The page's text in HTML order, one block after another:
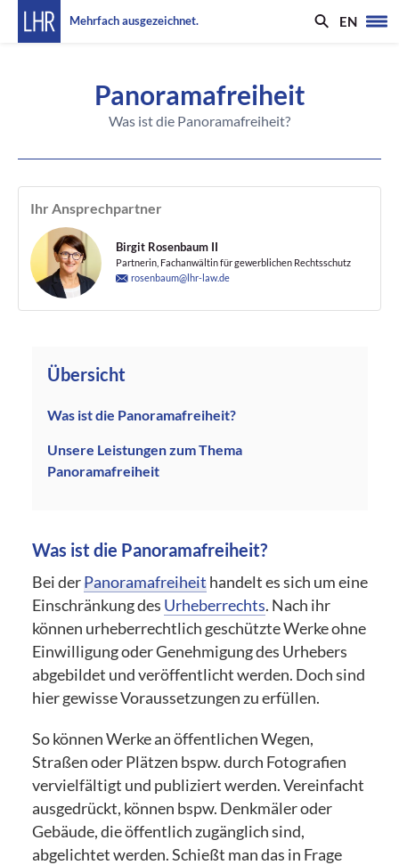
Mehrfach ausgezeichnet. EN
Panoramafreiheit
Was ist die Panoramafreiheit?
Ihr Ansprechpartner
Birgit Rosenbaum II
Partnerin, Fachanwältin für gewerblichen Rechtsschutz
rosenbaum@lhr-law.de
Übersicht
Was ist die Panoramafreiheit?
Unsere Leistungen zum Thema
Panoramafreiheit
Was ist die Panoramafreiheit?
Bei derPanoramafreiheithandelt es sich um eine
Einschränkung des Urheberrechts. Nach ihr
können urheberrechtlich geschützte Werke ohne
Einwilligung oder Genehmigung des Urhebers
abgebildet und veröffentlicht werden. Doch sind
hier gewisse Voraussetzungen zu erfüllen.
So können Werke an öffentlichen Wegen,
Straßen oder Plätzen bspw. durch Fotografien
vervielfältigt und publiziert werden. Vereinfacht
ausgedrückt, können bspw. Denkmäler oder
Gebäude, die öffentlich zugänglich sind,
abgelichtet werden. Schießt man das in Frage